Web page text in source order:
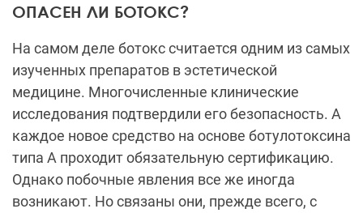
ОПАСЕН ЛИ БОТОКС?
На самом деле ботокс считается одним из самых
изученных препаратов в эстетической
медицине. Многочисленные клинические
исследования подтвердили его безопасность. А
каждое новое средство на основе ботулотоксина
типа А проходит обязательную сертификацию.
Однако побочные явления все же иногда
возникают. Но связаны они, прежде всего, с